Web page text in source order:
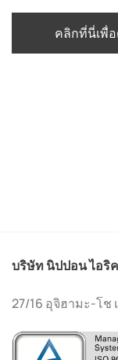
คลิกที่นี่เพื่
บริษัท นิปปอน ไอริ
27/16 อุจิฮามะ-โช